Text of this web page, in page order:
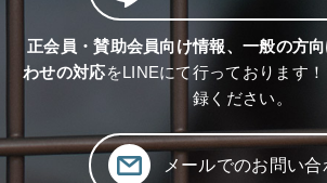
正会員・賛助会員向け情報、一般の方
わせの対応をLINEにて行っております
録ください。
メールでのお問い合